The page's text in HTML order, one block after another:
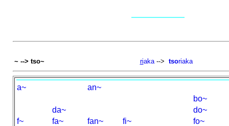
~ --> tso~ riaka--> tsoriaka
a~
an~
bo~
da~
do~
f~
fa~ fan~ fi~
fo~